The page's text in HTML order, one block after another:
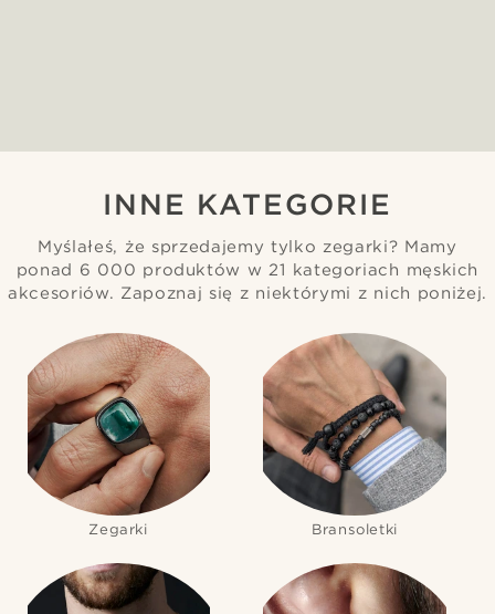
INNE KATEGORIE
Myślałeś, że sprzedajemy tylko zegarki? Mamy
ponad 6 000 produktów w 21 kategoriach męskich
akcesoriów. Zapoznaj się z niektórymi z nich poniżej.
Zegarki Bransoletki